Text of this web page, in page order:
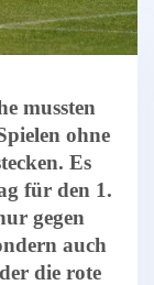
mussten
ohne
Es
für den 1.
gegen
auch
die rote